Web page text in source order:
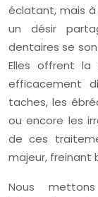
éclatant, mais à
un désir
dentaires se
Elles offrent la
efficacement
taches, les
ou encore les
de ces
majeur, freinant
Nous